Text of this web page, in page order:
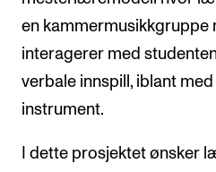
Kontakt oss
Finn ansatte
For ansatte og studenter
en
interagerer med
verbale innspill, iblant
instrument.
I dette prosjektet ønsker